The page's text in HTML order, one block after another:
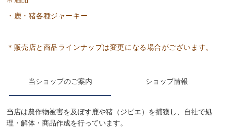
当ショップのご案内 ショップ情報
当店は農作物被害を及ぼす鹿や猪（ジビエ）を捕獲し、自社で処
理・解体・商品作成を行っています。